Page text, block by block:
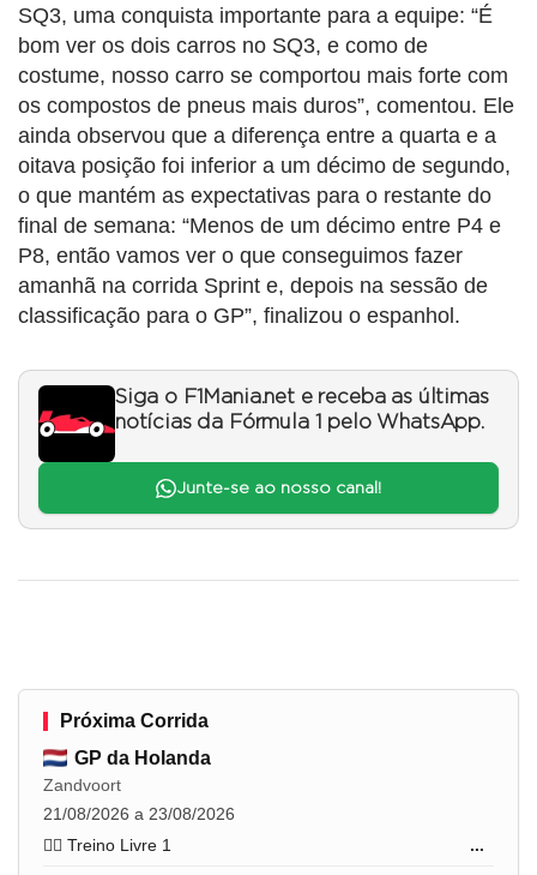
SQ3, uma conquista importante para a equipe: “É
bom ver os dois carros no SQ3, e como de
costume, nosso carro se comportou mais forte com
os compostos de pneus mais duros”, comentou. Ele
ainda observou que a diferença entre a quarta e a
oitava posição foi inferior a um décimo de segundo,
o que mantém as expectativas para o restante do
final de semana: “Menos de um décimo entre P4 e
P8, então vamos ver o que conseguimos fazer
amanhã na corrida Sprint e, depois na sessão de
classificação para o GP”, finalizou o espanhol.
Siga o F1Mania.net e receba as últimas
notícias da Fórmula 1 pelo WhatsApp.
Junte-se ao nosso canal!
Próxima Corrida
GP da Holanda
Zandvoort
21/08/2026 a 23/08/2026
🏋️‍♂️ Treino Livre 1
...